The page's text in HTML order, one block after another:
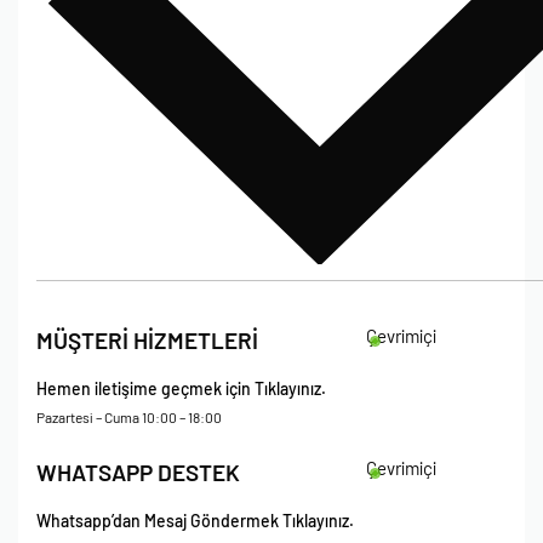
Bize Ulaşın
Çerez Politikası
Kişisel Verileri Koruma – Çerez ve Ticari İletişim Açık Rıza Metni
Mesafeli Satış Sözleşmesi
MÜŞTERİ HİZMETLERİ Çevrimiçi
Hemen iletişime geçmek için Tıklayınız.
Pazartesi – Cuma 10:00 – 18:00
WHATSAPP DESTEK Çevrimiçi
Whatsapp’dan Mesaj Göndermek Tıklayınız.